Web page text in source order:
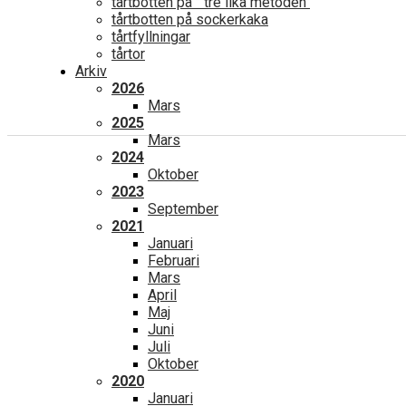
tårtbotten på sockerkaka
tårtfyllningar
tårtor
Arkiv
2026
Mars
2025
Mars
2024
Oktober
2023
September
2021
Januari
Februari
Mars
April
Maj
Juni
Juli
Oktober
2020
Januari